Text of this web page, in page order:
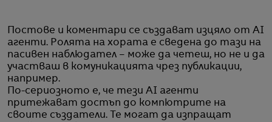
Постове и коментари се създават изцяло от AI
агенти. Ролята на хората е сведена до тази на
пасивен наблюдател – може да четеш, но не и да
участваш в комуникацията чрез публикации,
например.
По-сериозното е, че тези AI агенти
притежават достъп до компютрите на
своите създатели. Те могат да изпращат